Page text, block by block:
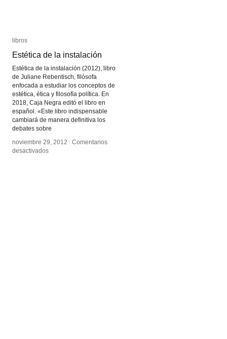
libros
Estética de la instalación
Estética de la instalación (2012), libro
de Juliane Rebentisch, filósofa
enfocada a estudiar los conceptos de
estética, ética y filosofía política. En
2018, Caja Negra editó el libro en
español. «Este libro indispensable
cambiará de manera definitiva los
debates sobre
noviembre 29, 2012 / Comentarios
desactivadosen
libros
Estética de la instalación
noviembre 29, 2012 / Comentarios
desactivadosen